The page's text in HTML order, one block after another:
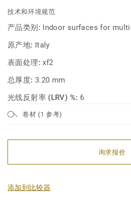
技术和环境规范
产品类别: Indoor surfaces for
原产地: Italy
表面处理:xf2
总厚度: 3.20 mm
光线反射率 (LRV) %: 6
卷材 (1 参考)
询求报价
添加到比较器